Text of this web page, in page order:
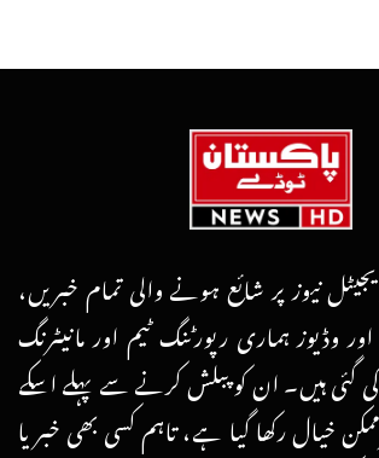
نیوز پر شائع ہونے والی تمام خبریں،
وڈیوز ہماری رپورٹنگ ٹیم اور مانیٹرنگ
گئی ہیں۔ ان کو پبلش کرنے سے پہلے اسکے
خیال رکھا گیا ہے، تاہم کسی بھی خبر یا